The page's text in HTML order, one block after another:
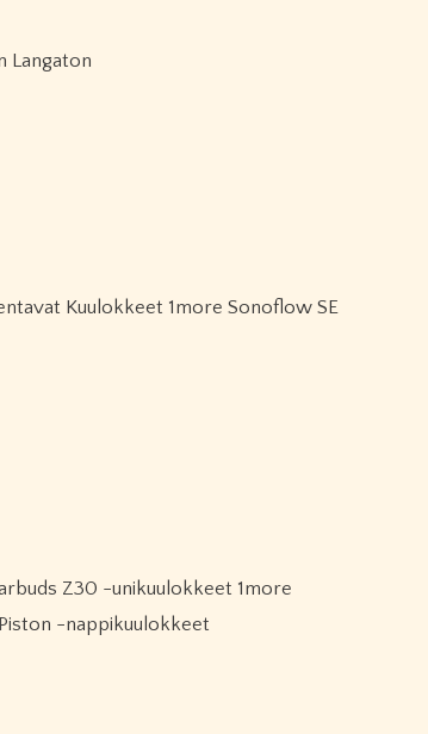
Langaton
-nappikuulokkeet